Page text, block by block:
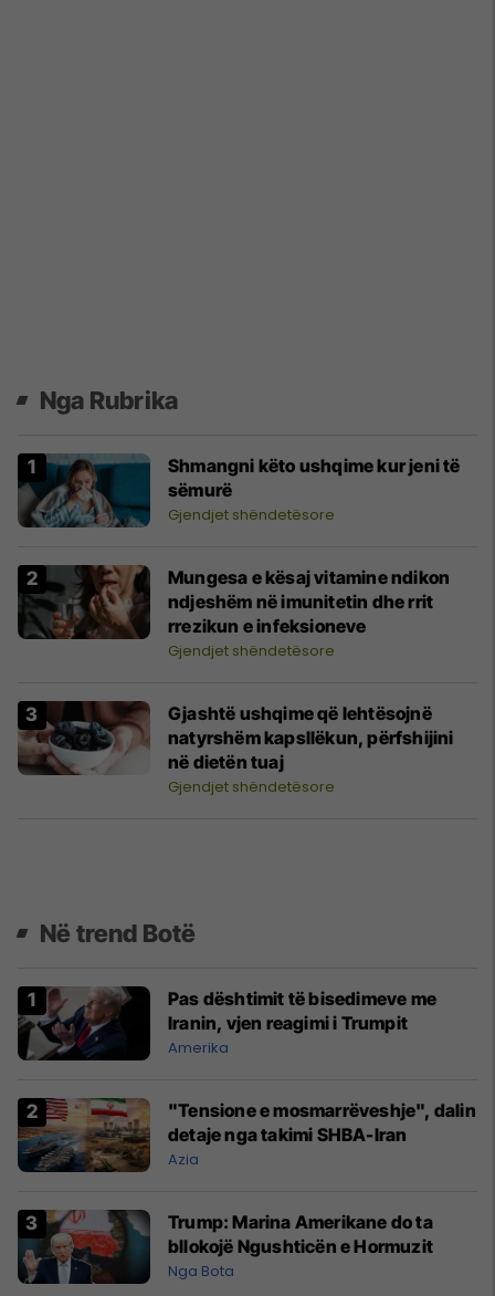
Nga Rubrika
Shmangni këto ushqime kur jeni të
sëmurë
Gjendjet shëndetësore
Mungesa e kësaj vitamine ndikon
ndjeshëm në imunitetin dhe rrit
rrezikun e infeksioneve
Gjendjet shëndetësore
Gjashtë ushqime që lehtësojnë
natyrshëm kapsllëkun, përfshijini
në dietën tuaj
Gjendjet shëndetësore
Në trend Botë
Pas dështimit të bisedimeve me
Iranin, vjen reagimi i Trumpit
Amerika
"Tensione e mosmarrëveshje", dalin
detaje nga takimi SHBA-Iran
Azia
Trump: Marina Amerikane do ta
bllokojë Ngushticën e Hormuzit
Nga Bota